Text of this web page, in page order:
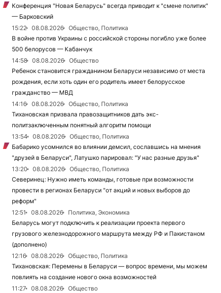
Конференция "Новая Беларусь" всегда приводит к "смене политик"
— Барковский
15:22
08.08.2026
Общество, Политика
В войне против Украины с российской стороны погибло уже более
500 белорусов — Кабанчук
14:58
08.08.2026
Общество
Ребенок становится гражданином Беларуси независимо от места
рождения, если хоть один его родитель имеет белорусское
гражданство — МВД
14:16
08.08.2026
Общество, Политика
Тихановская призвала правозащитников дать экс-
политзаключенным понятный алгоритм помощи
13:54
08.08.2026
Общество, Политика
Бабарико усомнился во влиянии демсил, сославшись на мнения
"друзей в Беларуси", Латушко парировал: "У нас разные друзья"
13:20
08.08.2026
Общество, Политика
Северинец: Нужно иметь команды, готовые при возможности
провести в регионах Беларуси "от акций и новых выборов до
реформ"
12:51
08.08.2026
Политика, Экономика
Беларусь могут подключить к реализации проекта первого
грузового железнодорожного маршрута между РФ и Пакистаном
(дополнено)
12:16
08.08.2026
Общество, Политика
Тихановская: Перемены в Беларуси — вопрос времени, мы можем
повлиять на создание нового окна возможностей
11:27
08.08.2026
Общество